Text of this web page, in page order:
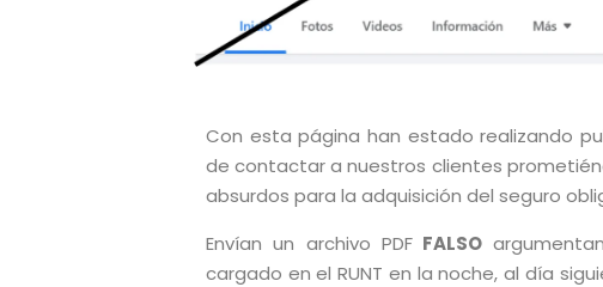
Con esta página han estado realizando
de contactar a nuestros clientes
absurdos para la adquisición del seguro
Envían un archivo PDF FALSO
cargado en el RUNT en la noche, al día